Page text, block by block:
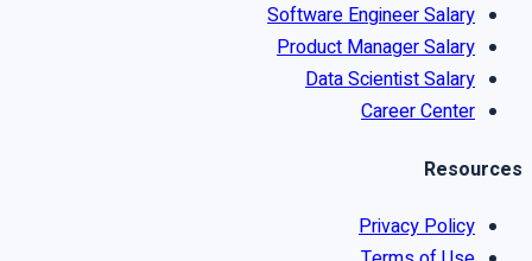
Software Engineer Salary
Product Manager Salary
Data Scientist Salary
Career Center
Resources
Privacy Policy